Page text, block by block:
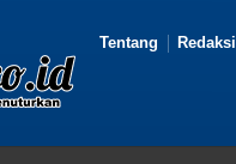
Tentang Redaksi